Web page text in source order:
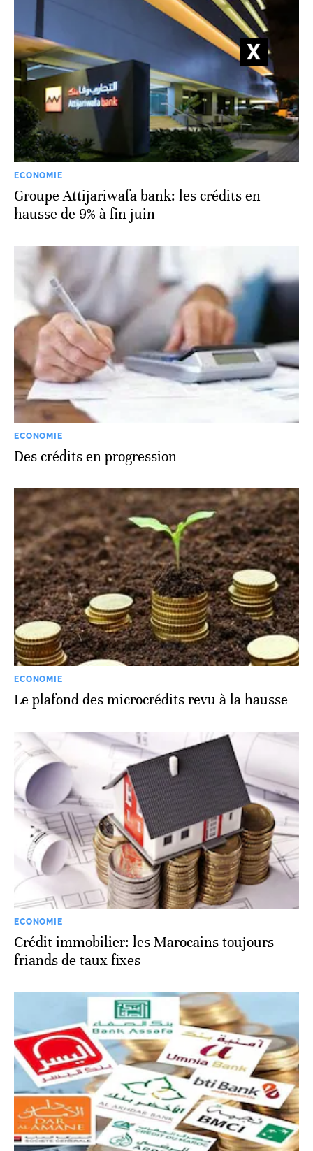
ECONOMIE
Groupe Attijariwafa bank: les crédits en
hausse de 9% à fin juin
ECONOMIE
Des crédits en progression
ECONOMIE
Le plafond des microcrédits revu à la hausse
ECONOMIE
Crédit immobilier: les Marocains toujours
friands de taux fixes